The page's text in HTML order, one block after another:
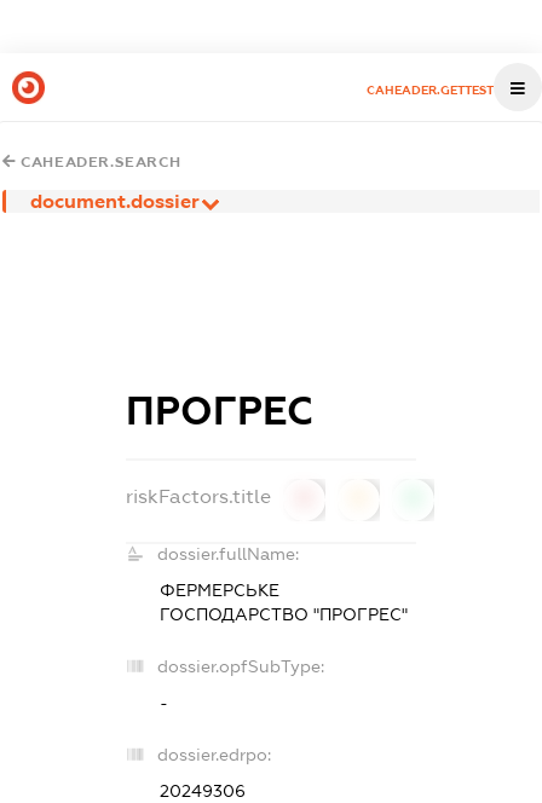
CAHEADER.GETTEST
CAHEADER.SEARCH
document.dossier
ПРОГРЕС
riskFactors.title
dossier.fullName:
ФЕРМЕРСЬКЕ
ГОСПОДАРСТВО "ПРОГРЕС"
dossier.opfSubType:
-
dossier.edrpo:
20249306